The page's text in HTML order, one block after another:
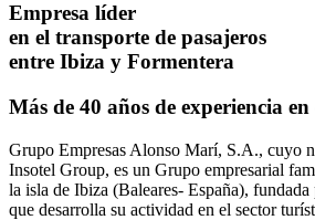
Empresa líder
en el transporte de pasajeros
entre Ibiza y Formentera
Más de 40 años de experiencia en
Grupo Empresas Alonso Marí, S.A., cuyo
Insotel Group, es un Grupo empresarial
la isla de Ibiza (Baleares- España),
que desarrolla su actividad en el sector